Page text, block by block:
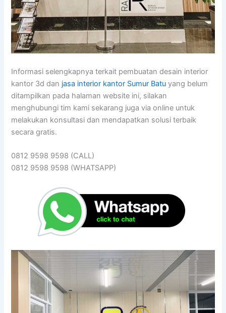
Informasi selengkapnya terkait pembuatan desain interior
kantor 3d dan jasa interior kantor Sumur Batu yang belum
ditampilkan pada halaman website ini, silakan
menghubungi tim kami sekarang juga via online untuk
melakukan konsultasi dan mendapatkan solusi terbaik
secara gratis.
0812 9598 9598 (CALL)
0812 9598 9598 (WHATSAPP)